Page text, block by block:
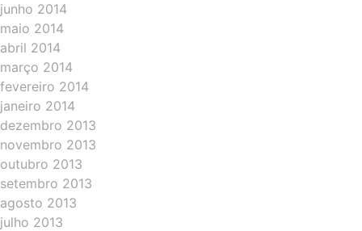
junho 2014
maio 2014
abril 2014
março 2014
fevereiro 2014
janeiro 2014
dezembro 2013
novembro 2013
outubro 2013
setembro 2013
agosto 2013
julho 2013